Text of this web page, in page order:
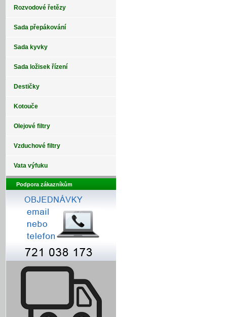
Rozvodové řetězy
Sada přepákování
Sada kyvky
Sada ložisek řízení
Destičky
Kotouče
Olejové filtry
Vzduchové filtry
Vata výfuku
Podpora zákazníkům